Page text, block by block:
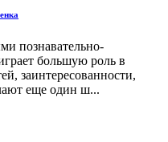
познавательно-
большую роль в
заинтересованности,
еще один ш...